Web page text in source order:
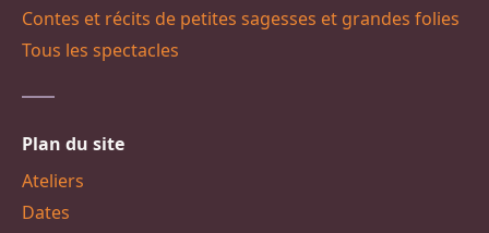
Contes et récits de petites sagesses et grandes folies
Tous les spectacles
Plan du site
Ateliers
Dates